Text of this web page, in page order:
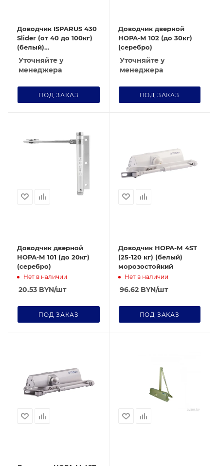
Доводчик ISPARUS 430
Slider (от 40 до 100кг)
(белый)
морозостойкий со
скользящей тягой
Уточняйте у
менеджера
ПОД ЗАКАЗ
Доводчик дверной
НОРА-М 102 (до 30кг)
(серебро)
Уточняйте у
менеджера
ПОД ЗАКАЗ
Доводчик дверной
НОРА-М 101 (до 20кг)
(серебро)
Нет в наличии
20.53 BYN/шт
ПОД ЗАКАЗ
Доводчик НОРА-М 4ST
(25-120 кг) (белый)
морозостойкий
Нет в наличии
96.62BYN/шт
ПОД ЗАКАЗ